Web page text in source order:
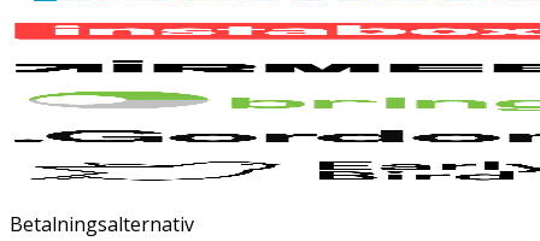
Betalningsalternativ